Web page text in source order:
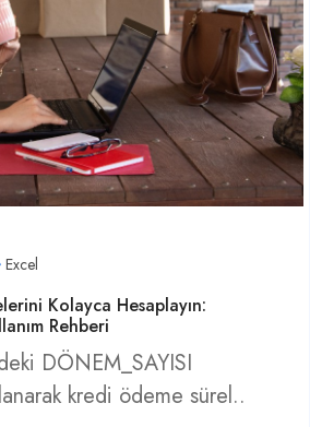
Excel
Kolayca Hesaplayın:
Rehberi
DÖNEM_SAYISI
kredi ödeme sürel..